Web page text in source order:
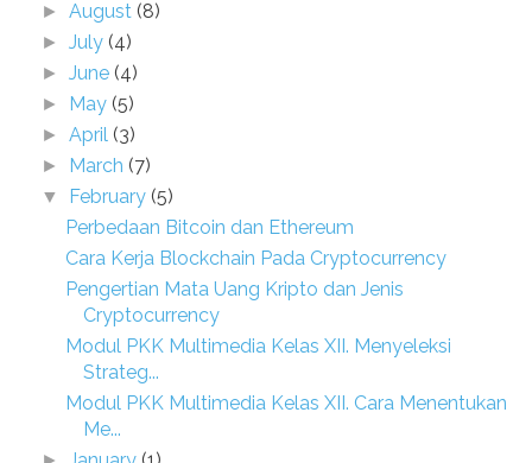
►August (8)
►July (4)
►June (4)
► May (5)
►April (3)
► March (7)
▼ February (5)
Perbedaan Bitcoin dan Ethereum
Cara Kerja Blockchain Pada Cryptocurrency
Pengertian Mata Uang Kripto dan Jenis
Cryptocurrency
Modul PKK Multimedia Kelas XII. Menyeleksi
Strateg...
Modul PKK Multimedia Kelas XII. Cara Menentukan
Me...